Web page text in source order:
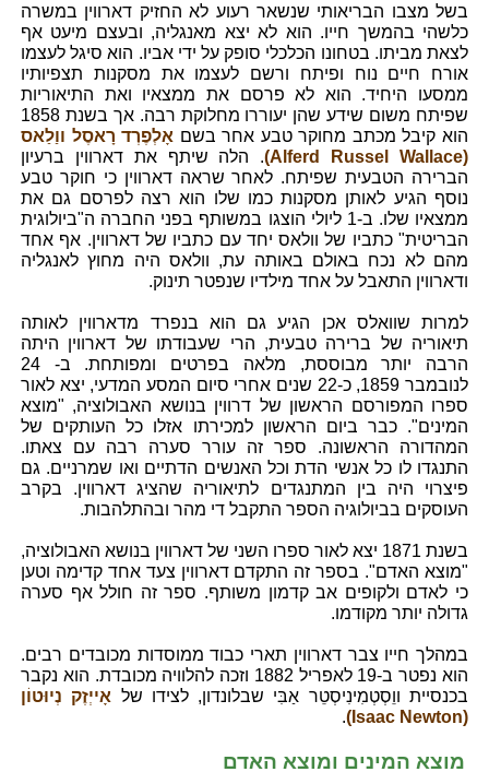
בשל מצבו הבריאותי שנשאר רעוע לא החזיק דארווין במשרה
כלשהי בהמשך חייו. הוא לא יצא מאנגליה, ובעצם מיעט אף
לצאת מביתו. בטחונו הכלכלי סופק על ידי אביו. הוא סיגל לעצמו
אורח חיים נוח ופיתח ורשם לעצמו את מסקנות תצפיותיו
ממסעו היחיד. הוא לא פרסם את ממצאיו ואת התיאוריות
שפיתח משום שידע שהן יעוררו מחלוקת רבה. אך בשנת 1858
הוא קיבל מכתב מחוקר טבע אחר בשם אָלְפֶרְד רָאסֶל ווַלַאס
(Alferd Russel Wallace)
. הלה שיתף את דארווין ברעיון
הברירה הטבעית שפיתח. לאחר שראה דארווין כי חוקר טבע
נוסף הגיע לאותן מסקנות כמו שלו הוא רצה לפרסם גם את
ממצאיו שלו. ב-1 ליולי הוצגו במשותף בפני החברה ה"ביולוגית
הבריטית" כתביו של וולאס יחד עם כתביו של דארווין. אף אחד
מהם לא נכח באולם באותה עת, וולאס היה מחוץ לאנגליה
ודארווין התאבל על אחד מילדיו שנפטר תינוק.
למרות שוואלס אכן הגיע גם הוא בנפרד מדארווין לאותה
תיאוריה של ברירה טבעית, הרי שעבודתו של דארווין היתה
הרבה יותר מבוססת, מלאה בפרטים ומפותחת. ב- 24
לנובמבר 1859, כ-22 שנים אחרי סיום המסע המדעי, יצא לאור
ספרו המפורסם הראשון של דרווין בנושא האבולוציה, "מוצא
המינים". כבר ביום הראשון למכירתו אזלו כל העותקים של
המהדורה הראשונה. ספר זה עורר סערה רבה עם צאתו.
התנגדו לו כל אנשי הדת וכל האנשים הדתיים ואו שמרניים. גם
פיצרוי היה בין המתנגדים לתיאוריה שהציג דארווין. בקרב
העוסקים בביולוגיה הספר התקבל די מהר ובהתלהבות.
בשנת 1871 יצא לאור ספרו השני של דארווין בנושא האבולוציה,
"מוצא האדם". בספר זה התקדם דארווין צעד אחד קדימה וטען
כי לאדם ולקופים אב קדמון משותף. ספר זה חולל אף סערה
גדולה יותר מקודמו.
במהלך חייו צבר דארווין תארי כבוד ממוסדות מכובדים רבים.
הוא נפטר ב-19 לאפריל 1882 וזכה להלוויה מכובדת. הוא נקבר
בכנסיית ווֵסְטְמִינִיסְטֵר אַבִּי שבלונדון, לצידו של אָייְזֶק נְיוּטוֹן
(Isaac Newton)
.
מוצא המינים ומוצא האדם